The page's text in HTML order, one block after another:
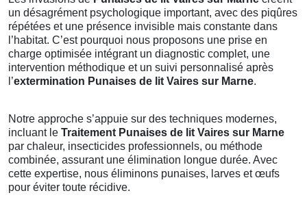
un désagrément psychologique important, avec des piqûres
répétées et une présence invisible mais constante dans
l’habitat. C’est pourquoi nous proposons une prise en
charge optimisée intégrant un diagnostic complet, une
intervention méthodique et un suivi personnalisé après
l’extermination Punaises de lit Vaires sur Marne.
Notre approche s’appuie sur des techniques modernes,
incluant le Traitement Punaises de lit Vaires sur Marne
par chaleur, insecticides professionnels, ou méthode
combinée, assurant une élimination longue durée. Avec
cette expertise, nous éliminons punaises, larves et œufs
pour éviter toute récidive.